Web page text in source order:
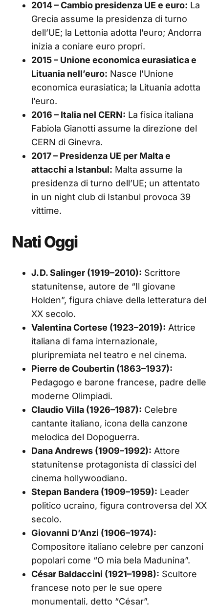
2014 – Cambio presidenza UE e euro: La
Grecia assume la presidenza di turno
dell’UE; la Lettonia adotta l’euro; Andorra
inizia a coniare euro propri.
2015 – Unione economica eurasiatica e
Lituania nell’euro: Nasce l’Unione
economica eurasiatica; la Lituania adotta
l’euro.
2016 – Italia nel CERN: La fisica italiana
Fabiola Gianotti assume la direzione del
CERN di Ginevra.
2017 – Presidenza UE per Malta e
attacchi a Istanbul: Malta assume la
presidenza di turno dell’UE; un attentato
in un night club di Istanbul provoca 39
vittime.
Nati Oggi
J. D. Salinger (1919–2010): Scritto­re
statunitense, autore de “Il giovane
Holden”, figura chiave della letteratura del
XX secolo.
Valentina Cortese (1923–2019): Attrice
italiana di fama internazionale,
pluripremiata nel teatro e nel cinema.
Pierre de Coubertin (1863–1937):
Pedagogo e barone francese, padre delle
moderne Olimpiadi.
Claudio Villa (1926–1987): Celebre
cantante italiano, icona della canzone
melodica del Dopoguerra.
Dana Andrews (1909–1992): Attore
statunitense protagonista di classici del
cinema hollywoodiano.
Stepan Bandera (1909–1959): Leader
politico ucraino, figura controversa del XX
secolo.
Giovanni D’Anzi (1906–1974):
Compositore italiano celebre per canzoni
popolari come “O mia bela Madunina”.
César Baldaccini (1921–1998): Scultore
francese noto per le sue opere
monumentali, detto “César”.